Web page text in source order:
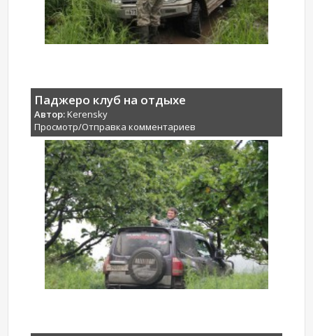
Паджеро клуб на отдыхе
Автор:Kerensky
Просмотр/Отправка комментариев